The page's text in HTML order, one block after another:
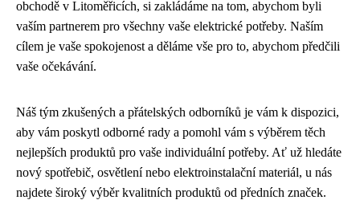
obchodě v Litoměřicích, si zakládáme na tom, abychom byli
vaším partnerem pro všechny vaše elektrické potřeby. Naším
cílem je vaše spokojenost a děláme vše pro to, abychom předčili
vaše očekávání.
Náš tým zkušených a přátelských odborníků je vám k dispozici,
aby vám poskytl odborné rady a pomohl vám s výběrem těch
nejlepších produktů pro vaše individuální potřeby. Ať už hledáte
nový spotřebič, osvětlení nebo elektroinstalační materiál, u nás
najdete široký výběr kvalitních produktů od předních značek.